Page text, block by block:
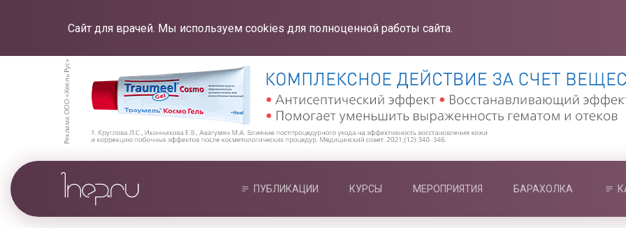
Сайт для врачей. Мы используем cookies для полноценной работы сайта.
ПУБЛИКАЦИИ КУРСЫ МЕРОПРИЯТИЯ БАРАХОЛКА